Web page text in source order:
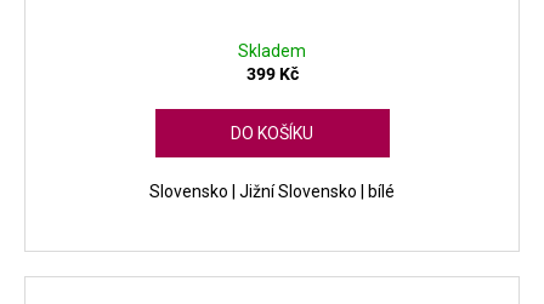
Skladem
399 Kč
DO KOŠÍKU
Slovensko | Jižní Slovensko | bílé